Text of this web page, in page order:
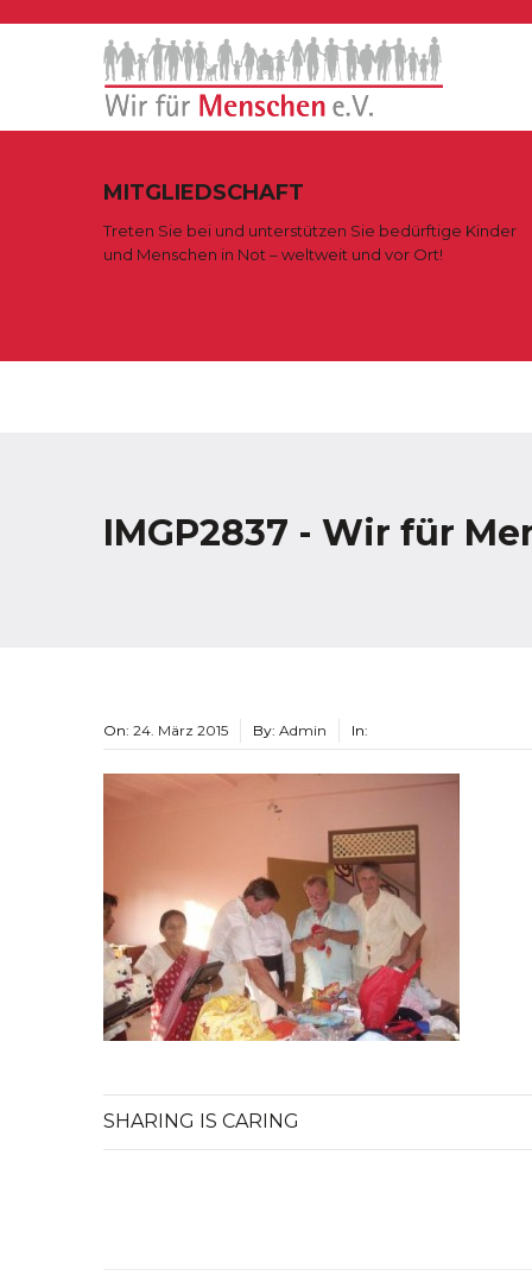
MITGLIEDSCHAFT
Treten Sie bei und unterstützen Sie bedürftige Kinder
und Menschen in Not – weltweit und vor Ort!
IMGP2837 - Wir für
On: 24. März 2015 By: Admin In:
SHARING IS CARING